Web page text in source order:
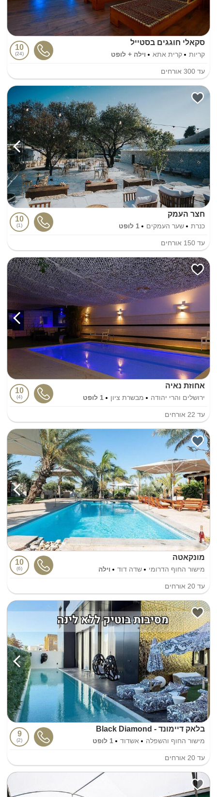
סקאלי חוגגים בסטייל
קריות קרית אתא וילה + לופט
10
24
עד 300 אורחים
חצר העמק
כנרת שער העמקים 1 לופט
10
1
עד 150 אורחים
אחוזת נאיה
ירושלים והרי יהודה מבשרת ציון 1 לופט
10
4
עד 22 אורחים
מונקאטה
מישור החוף הדרומי שדה דוד וילה
10
6
עד 20 אורחים
בלאק דיימונד - Black Diamond
מישור החוף והשפלה אשדוד 1 לופט
9
2
עד 20 אורחים